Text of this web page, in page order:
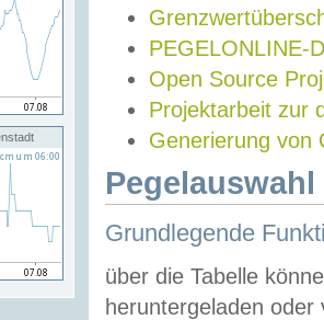
PEGELONLINE-
Open Source
Projektarbeit zur
Generierung von
Grundlegende
über die Tabelle
heruntergeladen oder